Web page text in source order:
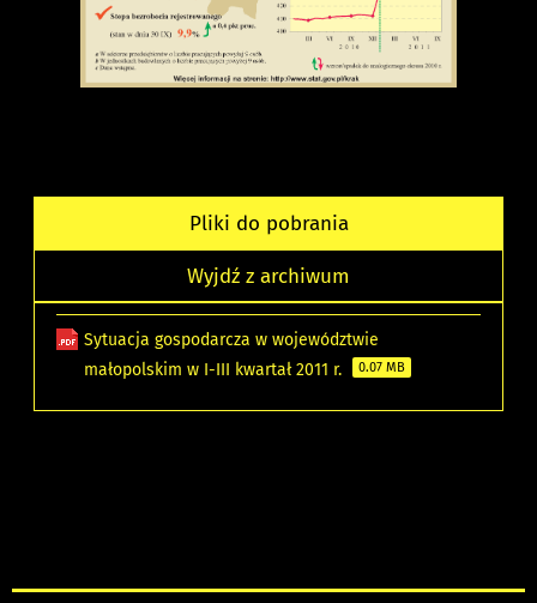
Pliki do pobrania
Wyjdź z archiwum
Sytuacja gospodarcza w województwie
małopolskim w I-III kwartał 2011 r.
0.07 MB